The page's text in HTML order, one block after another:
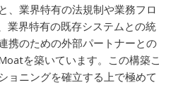
、業界特有の法規制や業務フロ
業界特有の既存システムとの統
携のための外部パートナーとの
を築いています。この構築こ
ョニングを確立する上で極めて